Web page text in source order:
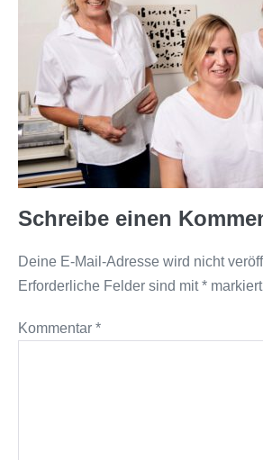
Schreibe einen
Deine E-Mail-Adresse wird nicht
Erforderliche Felder sind mit* markiert
Kommentar *